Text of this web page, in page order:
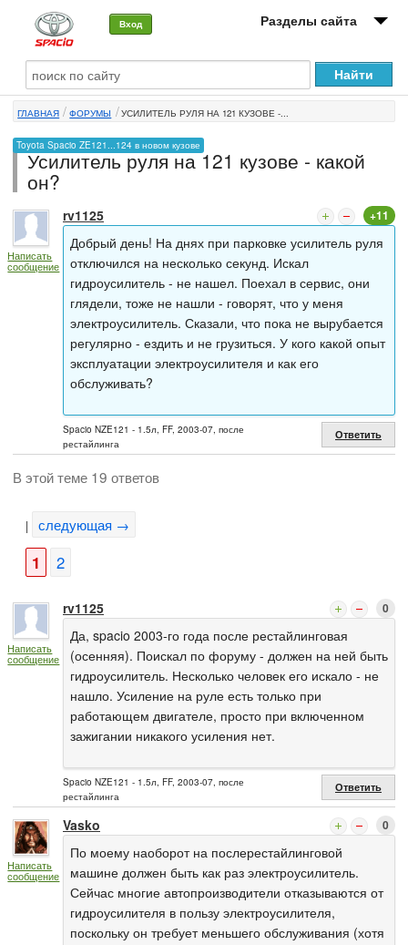
Вход Разделы сайта
О машине
Автоклуб
Форумы
Новости
ГЛАВНАЯ ФОРУМЫ УСИЛИТЕЛЬ РУЛЯ НА 121 КУЗОВЕ -...
Toyota Spacio ZE121...124 в новом кузове
Усилитель руля на 121 кузове - какой
он?
Написать
сообщение
rv1125 +11
Добрый день! На днях при парковке усилитель руля
отключился на несколько секунд. Искал
гидроусилитель - не нашел. Поехал в сервис, они
глядели, тоже не нашли - говорят, что у меня
электроусилитель. Сказали, что пока не вырубается
регулярно - ездить и не грузиться. У кого какой опыт
эксплуатации электроусилителя и как его
обслуживать?
Spacio NZE121 - 1.5л, FF, 2003-07, после
рестайлинга
Ответить
В этой теме 19 ответов
| следующая →
1 2
Написать
сообщение
rv1125 0
Да, spacio 2003-го года после рестайлинговая
(осенняя). Поискал по форуму - должен на ней быть
гидроусилитель. Несколько человек его искало - не
нашло. Усиление на руле есть только при
работающем двигателе, просто при включенном
зажигании никакого усиления нет.
Spacio NZE121 - 1.5л, FF, 2003-07, после
рестайлинга
Ответить
Написать
сообщение
Vasko 0
По моему наоборот на послерестайлинговой
машине должен быть как раз электроусилитель.
Сейчас многие автопроизводители отказываются от
гидроусилителя в пользу электроусилителя,
поскольку он требует меньшего обслуживания (хотя